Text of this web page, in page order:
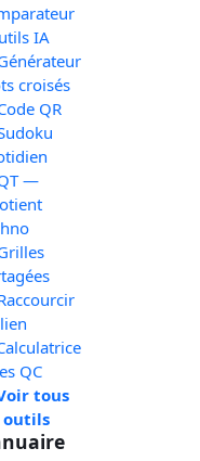
IA
croisés
QR
—
QC
tous
outils